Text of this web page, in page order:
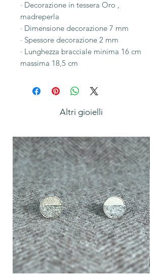
· Decorazione in tessera Oro ,
madreperla
· Dimensione decorazione 7 mm
· Spessore decorazione 2 mm
· Lunghezza bracciale minima 16 cm
massima 18,5 cm
Altri gioielli